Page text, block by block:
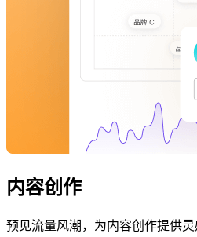
内容创作
预见流量风潮，为内容创作提供灵